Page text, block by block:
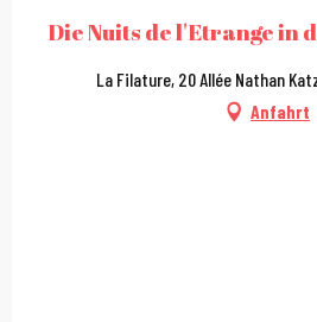
Die Nuits de l'Etrange in
La Filature, 20 Allée Nathan
Anfahrt